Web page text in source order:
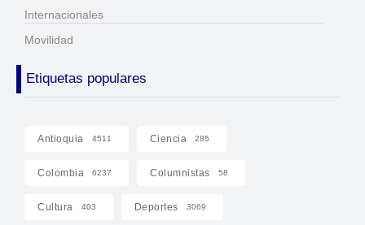
Internacionales
Movilidad
Etiquetas populares
Antioquia 4511 Ciencia 285
Colombia 6237 Columnistas 58
Cultura 403 Deportes 3069